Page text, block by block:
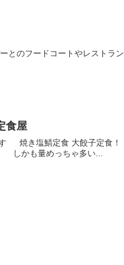
とのフードコートやレストラン
食屋
焼き塩鯖定食 大餃子定食！
しかも量めっちゃ多い...